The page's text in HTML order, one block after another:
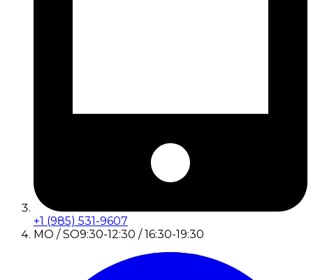
+1 (985) 531-9607
MO / SO9:30-12:30 / 16:30-19:30